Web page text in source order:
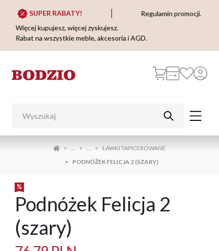
SUPER RABATY!
Regulamin promocji.
Więcej kupujesz, więcej zyskujesz.
Rabat na wszystkie meble, akcesoria i AGD.
... ...
ŁAWKI TAPICEROWANE
PODNÓŻEK FELICJA 2 (SZARY)
Podnóżek Felicja 2
(szary)